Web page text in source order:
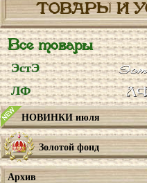
ТОВАРЫ И
Все товары
ЭстЭ
ЛФ
НОВИНКИ июля
Золотой фонд
Архив